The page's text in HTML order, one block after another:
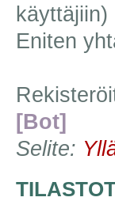
käyttäjiin)
Eniten
[Bot]
Selite: